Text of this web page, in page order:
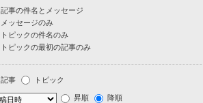
記事の件名とメッセージ
メッセージのみ
トピックの件名のみ
トピックの最初の記事のみ
記事 トピック
昇順 降順